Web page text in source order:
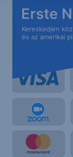
Erste
Kereskedjen
és az amerikai